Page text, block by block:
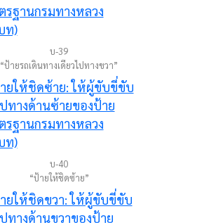
บ-39
“ป้ายรถเดินทางเดียวไปทางขวา”
บ-40
“ป้ายให้ชิดซ้าย”